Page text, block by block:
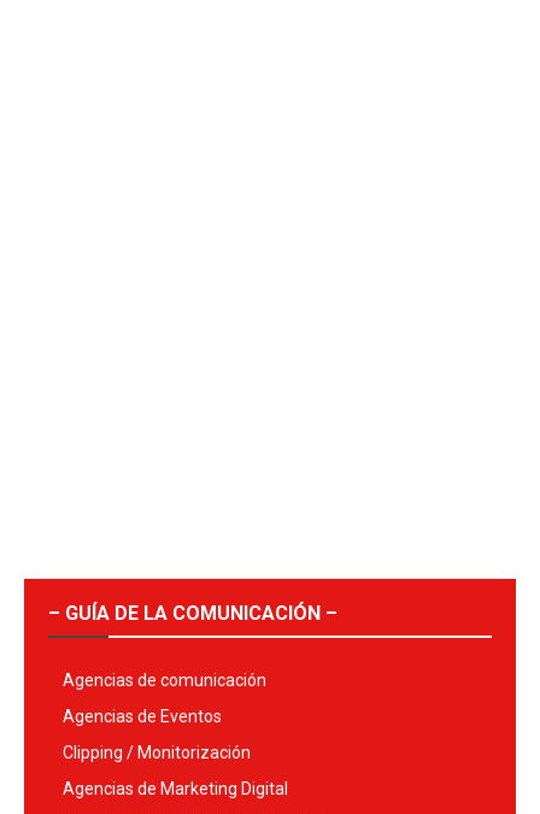
– GUÍA DE LA COMUNICACIÓN –
Agencias de comunicación
Agencias de Eventos
Clipping / Monitorización
Agencias de Marketing Digital